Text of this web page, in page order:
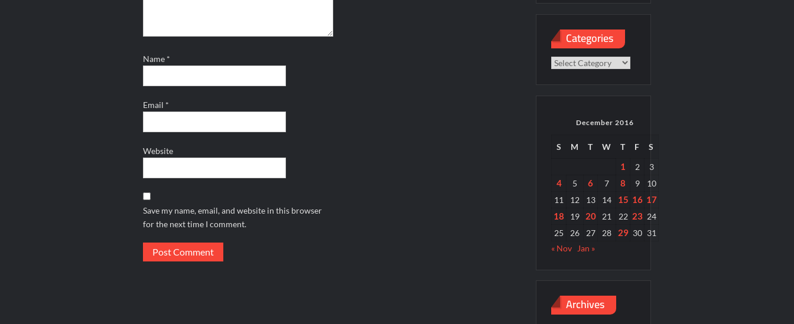
Name *
Email *
Website
Save my name, email, and website in this browser
for the next time I comment.
Categories
Categories
December 2016
S M T W T F S
1 2 3
4 5 6 7 8 9
10
11
12 13 14 15 16 17
18
19 20 21 22 23 24
25
26 27 28 29 30 31
« Nov
Jan »
Archives